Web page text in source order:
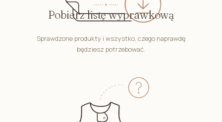
Pobierz listę wyprawkową
Sprawdzone produkty i wszystko, czego naprawdę
będziesz potrzebować.